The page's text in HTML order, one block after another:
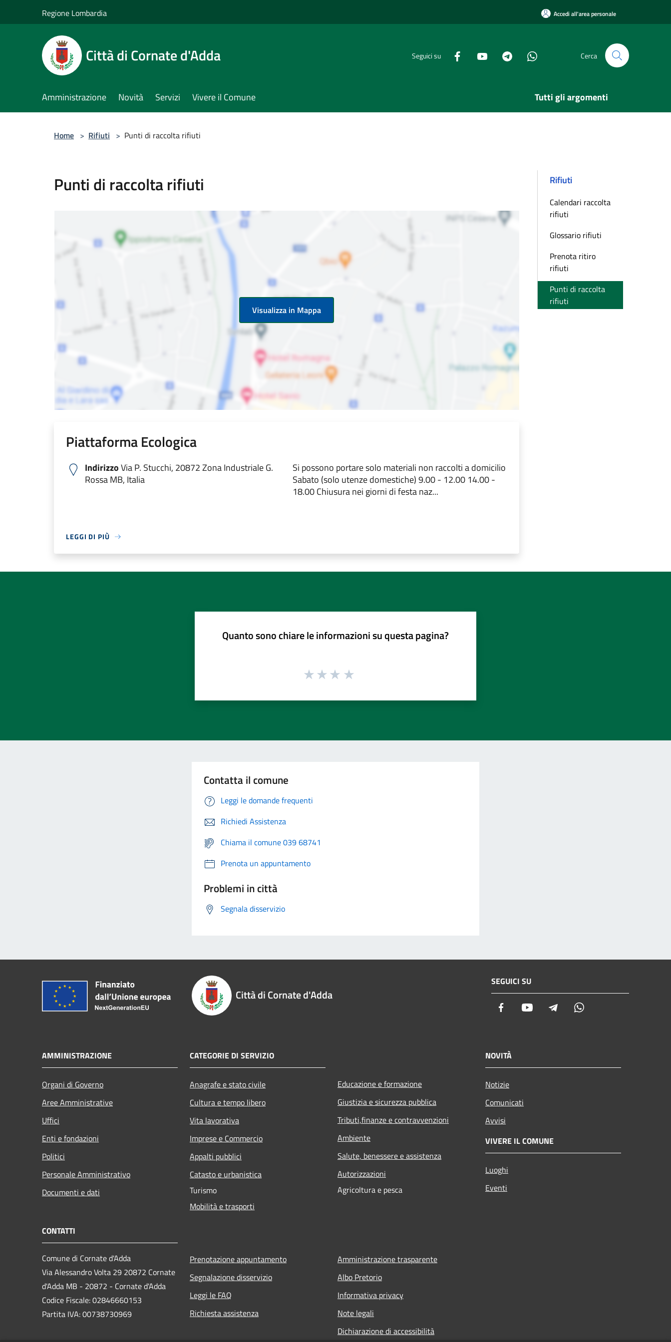
Regione Lombardia Accedi all'area personale
Città di Cornate d'Adda Seguici su Cerca
Amministrazione Novità Servizi Vivere il Comune Tutti gli argomenti
Home > Rifiuti > Punti di raccolta rifiuti
Punti di raccolta rifiuti
Visualizza in Mappa
Piattaforma Ecologica
IndirizzoVia P. Stucchi, 20872 Zona Industriale G.
Rossa MB, Italia
Si possono portare solo materiali non raccolti a domicilio
Sabato (solo utenze domestiche) 9.00 - 12.00 14.00 -
18.00 Chiusura nei giorni di festa naz...
LEGGI DI PIÙ
Rifiuti
Calendari raccolta
rifiuti
Glossario rifiuti
Prenota ritiro
rifiuti
Punti di raccolta
rifiuti
Quanto sono chiare le informazioni su questa pagina?
Contatta il comune
Leggi le domande frequenti
Richiedi Assistenza
Chiama il comune 039 68741
Prenota un appuntamento
Problemi in città
Segnala disservizio
Città di Cornate d'Adda
SEGUICI SU
Facebook Youtube Telegram
AMMINISTRAZIONE
Organi di Governo
Aree Amministrative
Uffici
Enti e fondazioni
Politici
Personale Amministrativo
Documenti e dati
CATEGORIE DI SERVIZIO
Anagrafe e stato civile
Cultura e tempo libero
Vita lavorativa
Imprese e Commercio
Appalti pubblici
Catasto e urbanistica
Turismo
Mobilità e trasporti
Educazione e formazione
Giustizia e sicurezza pubblica
Tributi,finanze e contravvenzioni
Ambiente
Salute, benessere e assistenza
Autorizzazioni
Agricoltura e pesca
NOVITÀ
Notizie
Comunicati
Avvisi
VIVERE IL COMUNE
Luoghi
Eventi
CONTATTI
Comune di Cornate d'Adda
Via Alessandro Volta 29 20872 Cornate
d'Adda MB - 20872 - Cornate d'Adda
Codice Fiscale: 02846660153
Partita IVA: 00738730969
Prenotazione appuntamento
Segnalazione disservizio
Leggi le FAQ
Richiesta assistenza
Amministrazione trasparente
Albo Pretorio
Informativa privacy
Note legali
Dichiarazione di accessibilità